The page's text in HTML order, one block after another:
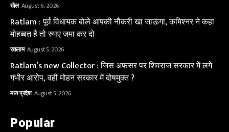
खेल August 6, 2026
Ratlam : पूर्व विधायक बोले आपकी नौकरी खा जाऊंगा, कमिश्नर ने कहा
मोहब्बत है तो रुपए जमा कर दो
रतलाम August 5, 2026
Ratlam’s new Collector : जिस अफसर पर शिवराज सरकार में लगे
गंभीर आरोप, वही मोहन सरकार में दोषमुक्त ?
मध्य प्रदेश August 5, 2026
Popular